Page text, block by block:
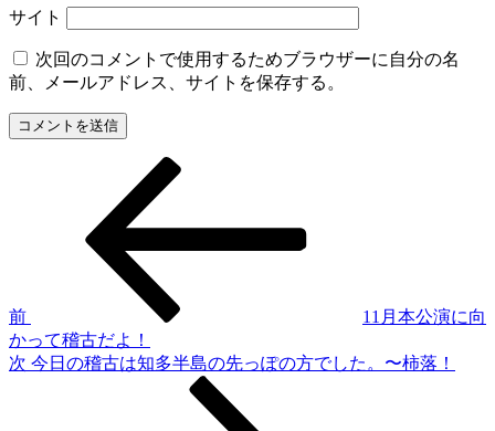
サイト
次回のコメントで使用するためブラウザーに自分の名
前、メールアドレス、サイトを保存する。
ゲ
ー
前
11月本公演に向
かって稽古だよ！
次
次 今日の稽古は知多半島の先っぽの方でした。〜柿落！